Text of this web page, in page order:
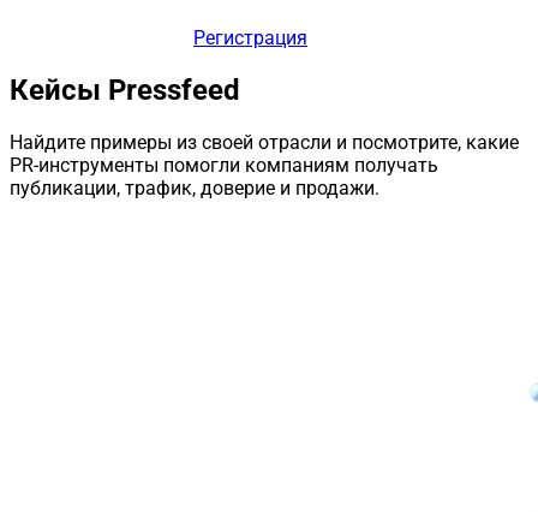
Регистрация
Кейсы Pressfeed
Найдите примеры из своей отрасли и посмотрите, какие
PR-инструменты помогли компаниям получать
публикации, трафик, доверие и продажи.